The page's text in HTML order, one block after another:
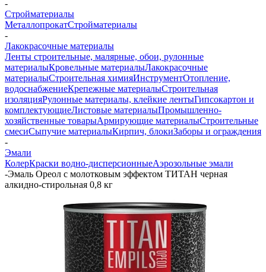
-
Стройматериалы
МеталлопрокатСтройматериалы
-
Лакокрасочные материалы
Ленты строительные, малярные, обои, рулонные
материалыКровельные материалыЛакокрасочные
материалыСтроительная химияИнструментОтопление,
водоснабжениеКрепежные материалыСтроительная
изоляцияРулонные материалы, клейкие лентыГипсокартон и
комплектующиеЛистовые материалыПромышленно-
хозяйственные товарыАрмирующие материалыСтроительные
смесиСыпучие материалыКирпич, блокиЗаборы и ограждения
-
Эмали
КолерКраски водно-дисперсионныеАэрозольные эмали
-Эмаль Ореол с молотковым эффектом ТИТАН черная
алкидно-стирольная 0,8 кг